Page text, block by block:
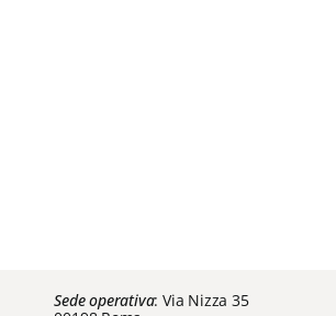
Sede operativa: Via Nizza 35